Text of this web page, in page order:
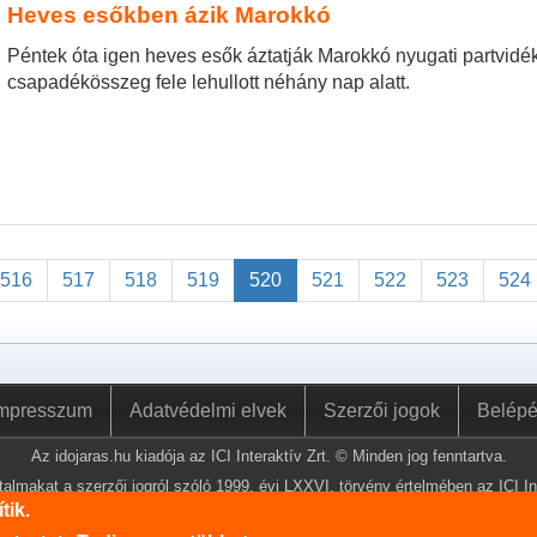
Heves esőkben ázik Marokkó
Péntek óta igen heves esők áztatják Marokkó nyugati
csapadékösszeg fele lehullott néhány nap alatt.
516 517 518 519 520 521 522 523 524
Adatvédelmi elvek Szerzői jogok
Az idojaras.hu kiadója az ICI Interaktív Zrt. © Minden jog fenntartva.
a szerzői jogról szóló 1999. évi LXXVI. törvény értelmében az ICI